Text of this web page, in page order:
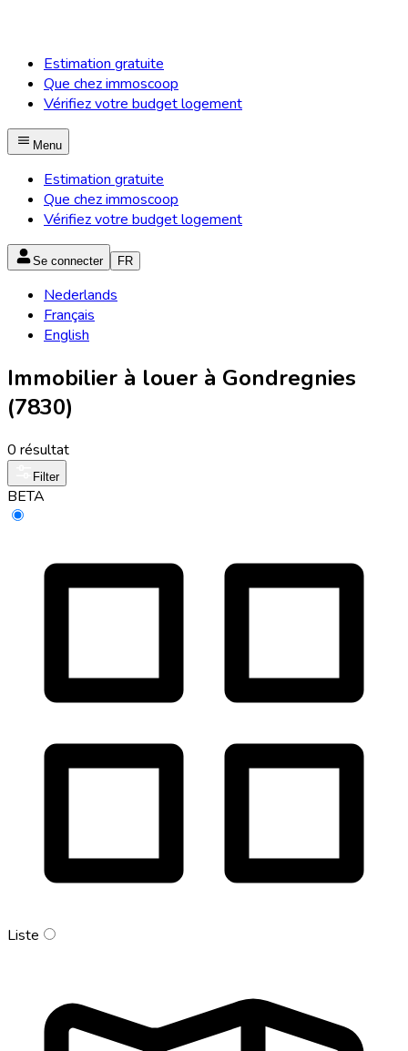
Estimation gratuite
Que chez immoscoop
Vérifiez votre budget logement
Menu
Estimation gratuite
Que chez immoscoop
Vérifiez votre budget logement
Se connecter FR
Nederlands
Français
English
Immobilier à louer à Gondregnies
(7830)
0 résultat
Filter
BETA
Liste